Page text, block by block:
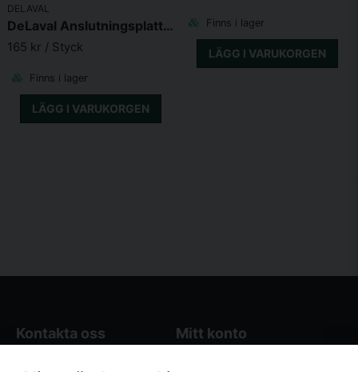
DELAVAL
DeLaval Anslutningsplattor 5-p
165 kr / Styck
Finns i lager
LÄGG I VARUKORGEN
Finns i lager
LÄGG I VARUKORGEN
Kontakta oss Mitt konto